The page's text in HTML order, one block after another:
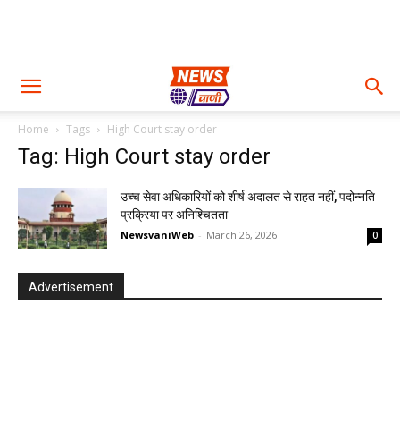
Home Tags High Court stay order
Tag: High Court stay order
उच्च सेवा अधिकारियों को शीर्ष अदालत से राहत नहीं, पदोन्नति
प्रक्रिया पर अनिश्चितता
NewsvaniWeb - March 26, 2026 0
Advertisement